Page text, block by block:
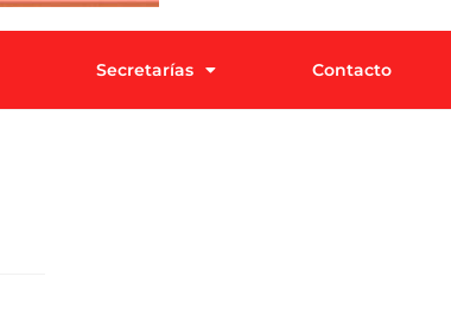
Secretarías Contacto